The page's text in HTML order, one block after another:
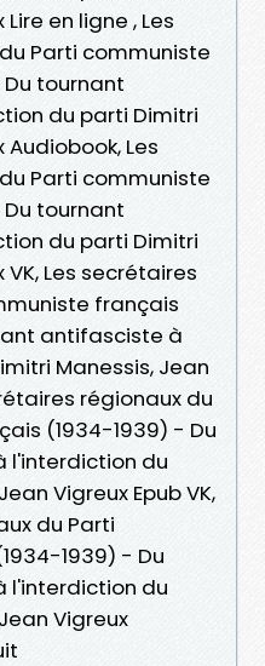
en ligne , Les
Parti communiste
tournant
du parti Dimitri
Les
Parti communiste
tournant
du parti Dimitri
Les secrétaires
français
antifasciste à
Manessis, Jean
régionaux du
(1934-1939) - Du
l'interdiction du
Vigreux Epub VK,
du Parti
1939) - Du
l'interdiction du
Vigreux